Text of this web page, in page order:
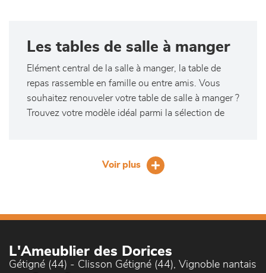
Les tables de salle à manger
Elément central de la salle à manger, la table de
repas rassemble en famille ou entre amis. Vous
souhaitez renouveler votre table de salle à manger ?
Trouvez votre modèle idéal parmi la sélection de
rectangulaire, extensible ou non, au design
contemporain ou plus classique, plateau en bois
les intérieurs !
de séjours
Voir plus
L'Ameublier des Dorices
Gétigné (44) - Clisson Gétigné (44), Vignoble nantais